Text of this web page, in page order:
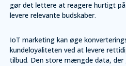
gør det lettere at reagere hurtigt
levere relevante budskaber.
IoT marketing kan øge
kundeloyaliteten ved at levere
tilbud. Den store mængde data, der